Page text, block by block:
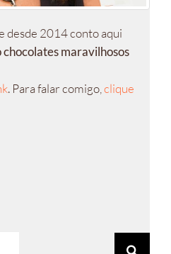
desde 2014 conto aqui
maravilhosos
. Para falar comigo, clique